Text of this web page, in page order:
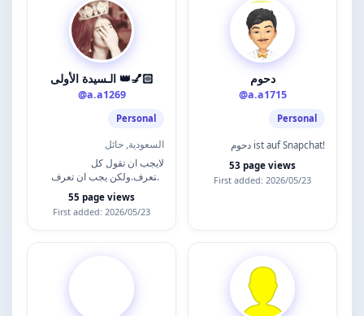
الـسيدة الأولى 👑💅🏻
@a.a1269
Personal
السعودية, حائل
لايجب ان تقول كل
ماتعرف.ولكن يجب ان تعرف
كل ماتقول عندما تتعامل مع
55 page views
First added: 2026/05/23
دحوم
@a.a1715
Personal
دحوم ist auf Snapchat!
53 page views
First added: 2026/05/23